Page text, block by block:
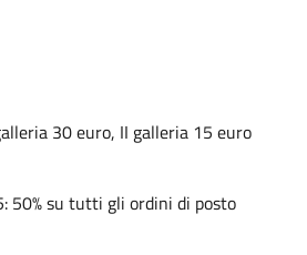
30 euro, II galleria 15 euro
50% su tutti gli ordini di posto